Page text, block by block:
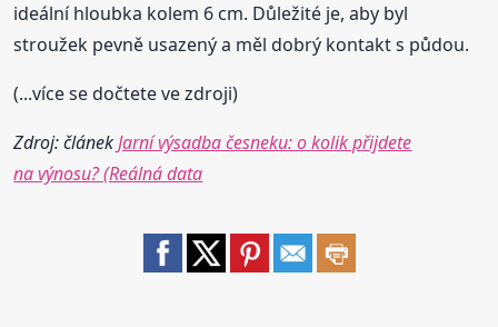
ideální hloubka kolem 6 cm. Důležité je, aby byl
stroužek pevně usazený a měl dobrý kontakt s půdou.
(...více se dočtete ve zdroji)
Zdroj: článekJarní výsadba česneku: o kolik přijdete
na výnosu? (Reálná data